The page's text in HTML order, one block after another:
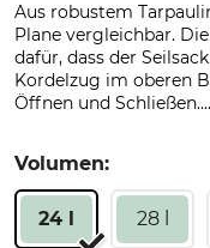
Aus robustem
Plane vergleichbar.
dafür, dass der
Kordelzug im oberen
Öffnen und Schließen....
Volumen:
24 l 28 l